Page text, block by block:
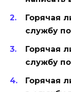
Горячая
службу
Горячая
службу
Горячая